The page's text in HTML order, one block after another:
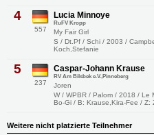
4
557
Lucia Minnoye
RuFV Kropp
My Fair Girl
S / Dt.Pf / Schi / 2003 /
Koch,Stefanie
5
237
Caspar-Johann Krause
RV Am Bilsbek e.V.,Pinneberg
Joren
W / WPBR / Palom / 2018 / Le
Bo-Gi / B: Krause,Kira-Fee / Z:
Weitere nicht platzierte Teilnehmer